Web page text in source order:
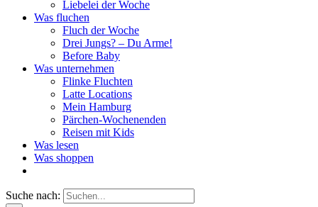
Liebelei der Woche
Was fluchen
Fluch der Woche
Drei Jungs? – Du Arme!
Before Baby
Was unternehmen
Flinke Fluchten
Latte Locations
Mein Hamburg
Pärchen-Wochenenden
Reisen mit Kids
Was lesen
Was shoppen
Suche nach: